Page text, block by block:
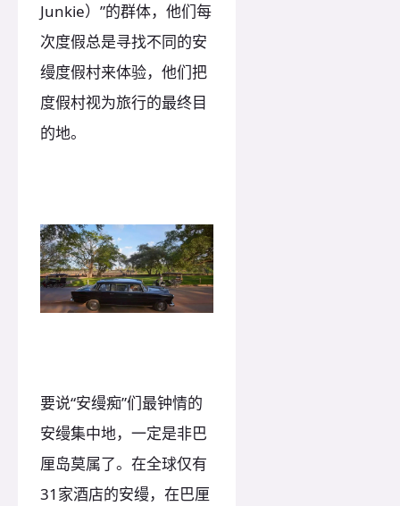
Junkie）”的群体，他们每
次度假总是寻找不同的安
缦度假村来体验，他们把
度假村视为旅行的最终目
的地。
要说“安缦痴”们最钟情的
安缦集中地，一定是非巴
厘岛莫属了。在全球仅有
31家酒店的安缦，在巴厘